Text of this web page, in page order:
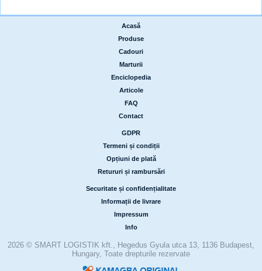
Acasă
Produse
Cadouri
Marturii
Enciclopedia
Articole
FAQ
Contact
GDPR
Termeni și condiții
Opțiuni de plată
Retururi și rambursări
Securitate și confidențialitate
Informații de livrare
Impressum
Info
2026 © SMART LOGISTIK kft., Hegedus Gyula utca 13, 1136 Budapest,
Hungary, Toate drepturile rezervate